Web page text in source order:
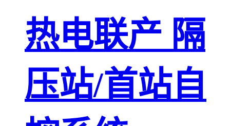
热电联产 隔
压站/首站自